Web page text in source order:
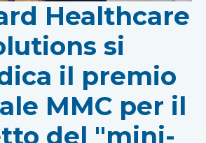
Healthcare
si
il premio
MMC per il
del "mini-